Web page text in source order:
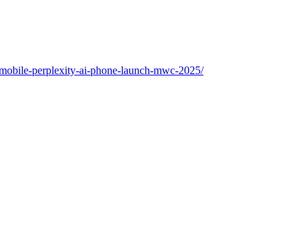
perplexity-ai-phone-launch-mwc-2025/